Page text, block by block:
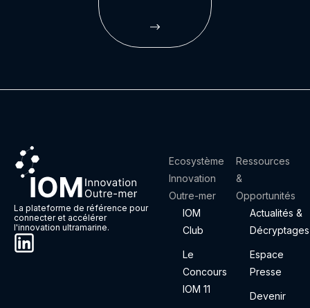
La plateforme de référence pour
connecter et accélérer
l'innovation ultramarine.
Ecosystème
Innovation
Outre-mer
IOM
Club
Le
Concours
IOM 11
Ressources
&
Opportunités
Actualités &
Décryptages
Espace
Presse
Devenir